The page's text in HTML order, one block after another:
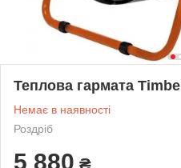
Теплова гармата
Немає в наявності
Роздріб
5 880